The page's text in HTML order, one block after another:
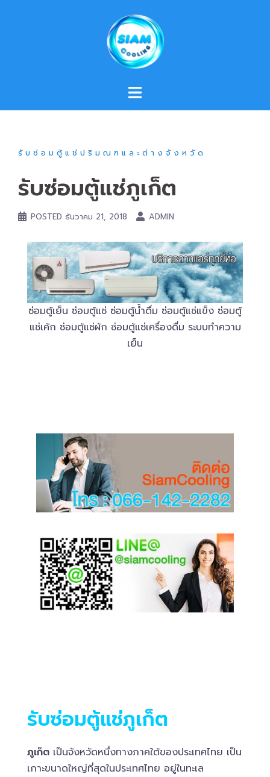
รับซ่อมตู้แช่ปริมณฑและต่างจังหวัด
รับซ่อมตู้แช่ภูเก็ต
POSTED ธันวาคม 21, 2018 ADMIN
ซ่อมตู้เย็น ซ่อมตู้แช่ ซ่อมตู้น้ำดื่ม ซ่อมตู้แช่แข็ง ซ่อมตู้
แช่เค้ก ซ่อมตู้แช่ผัก ซ่อมตู้แช่เครื่องดื่ม ระบบทำความ
เย็น
รับซ่อมตู้แช่ภูเก็ต
ภูเก็ต เป็นจังหวัดหนึ่งทางภาคใต้ของประเทศไทย เป็น
เกาะขนาดใหญ่ที่สุดในประเทศไทย อยู่ในทะเล